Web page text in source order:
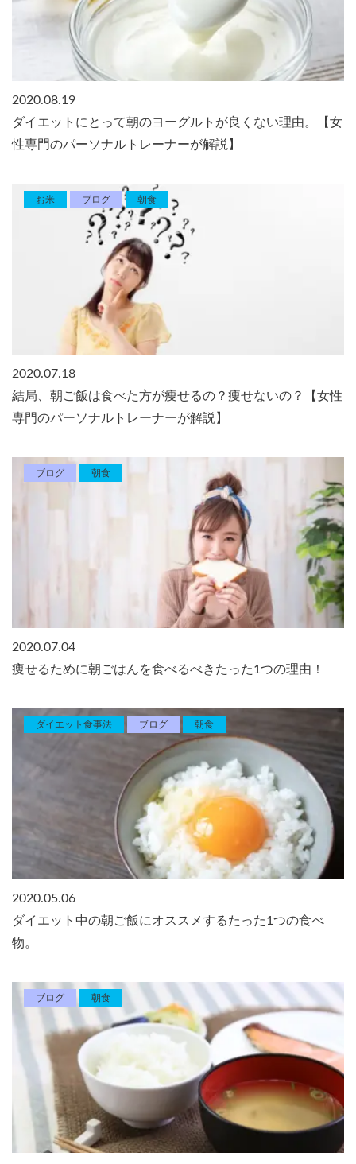
2020.08.19
ダイエットにとって朝のヨーグルトが良くない理由。【女
性専門のパーソナルトレーナーが解説】
お米 ブログ 朝食
2020.07.18
結局、朝ご飯は食べた方が痩せるの？痩せないの？【女性
専門のパーソナルトレーナーが解説】
ブログ 朝食
2020.07.04
痩せるために朝ごはんを食べるべきたった1つの理由！
ダイエット食事法 ブログ 朝食
2020.05.06
ダイエット中の朝ご飯にオススメするたった1つの食べ
物。
ブログ 朝食